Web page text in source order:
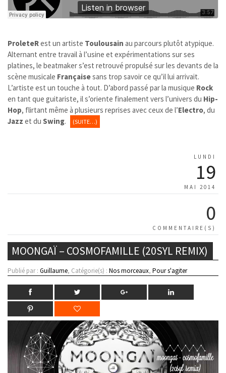
ProleteRest un artiste Toulousain au parcours plutôt atypique.
Alternant entre travail à l’usine et expérimentations sur ses
platines, le beatmaker s’est retrouvé propulsé sur les devants de la
scène musicale Françaisesans trop savoir ce qu’il lui arrivait.
L’artiste est un touche à tout. D’abord passé par la musique Rock
en tant que guitariste, il s’oriente finalement vers l’univers du Hip-
Hop, flirtant même à plusieurs reprises avec ceux de l’Electro, du
Jazz et du Swing. (SUITE…)
LUNDI
19
MAI 2014
0
COMMENTAIRE(S)
MOONGAÏ – COSMOFAMILLE (20SYL REMIX)
Publié par : Guillaume, Catégorie(s) : Nos morceaux, Pour s'agiter